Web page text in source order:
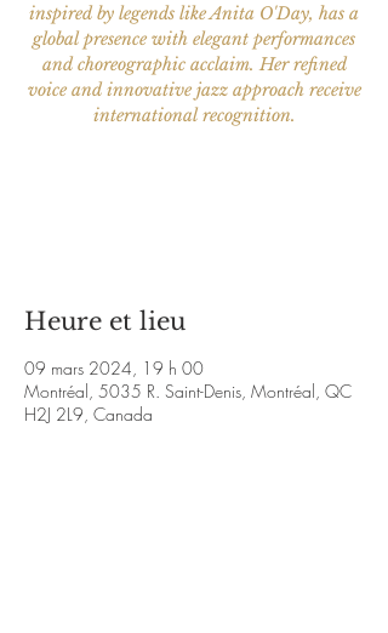
inspired by legends like Anita O'Day, has a
global presence with elegant performances
and choreographic acclaim. Her refined
voice and innovative jazz approach receive
international recognition.
Heure et lieu
09 mars 2024, 19 h 00
Montréal, 5035 R. Saint-Denis, Montréal, QC
H2J 2L9, Canada